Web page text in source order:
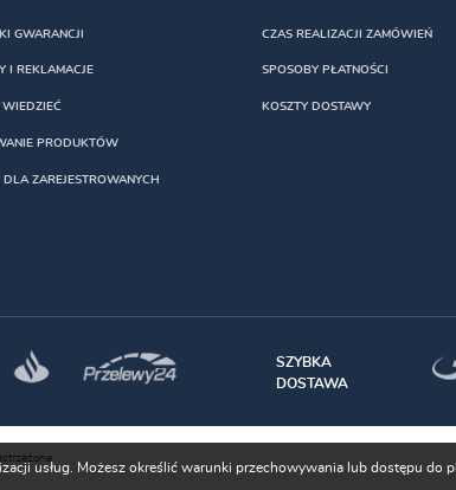
GWARANCJI
I REKLAMACJE
PRODUKTÓW
DLA ZAREJESTROWANYCH
CZAS REALIZACJI ZAMÓWIEŃ
SPOSOBY PŁATNOŚCI
KOSZTY DOSTAWY
SZYBKA
DOSTAWA
usług. Możesz określić warunki przechowywania lub dostępu do